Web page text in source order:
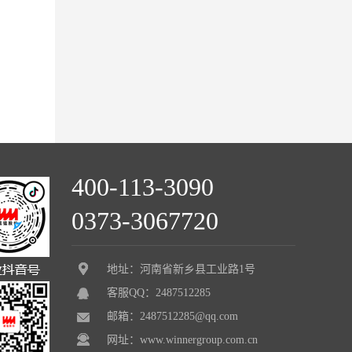
400-113-3090
0373-3067720
地址：河南省新乡县工业路1号
客服QQ：2487512285
邮箱：2487512285@qq.com
网址：www.winnergroup.com.cn